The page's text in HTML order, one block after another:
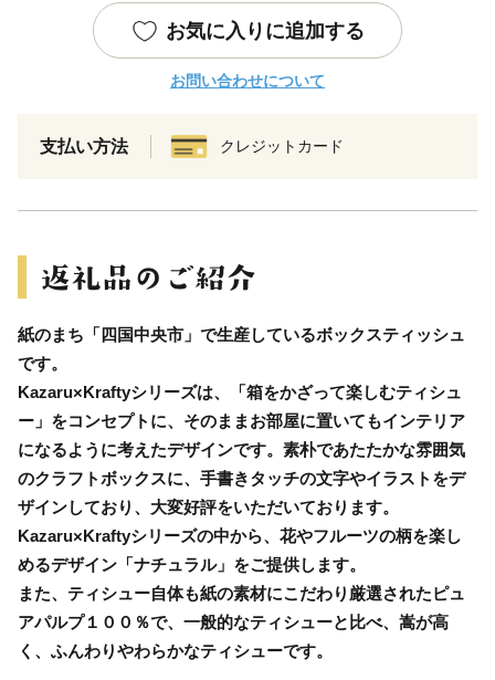
お気に入りに追加する
お問い合わせについて
支払い方法 クレジットカード
紙のまち「四国中央市」で生産しているボックスティッシュ
です。
Kazaru×Kraftyシリーズは、「箱をかざって楽しむティシュ
ー」をコンセプトに、そのままお部屋に置いてもインテリア
になるように考えたデザインです。素朴であたたかな雰囲気
のクラフトボックスに、手書きタッチの文字やイラストをデ
ザインしており、大変好評をいただいております。
Kazaru×Kraftyシリーズの中から、花やフルーツの柄を楽し
めるデザイン「ナチュラル」をご提供します。
また、ティシュー自体も紙の素材にこだわり厳選されたピュ
アパルプ１００％で、一般的なティシューと比べ、嵩が高
く、ふんわりやわらかなティシューです。